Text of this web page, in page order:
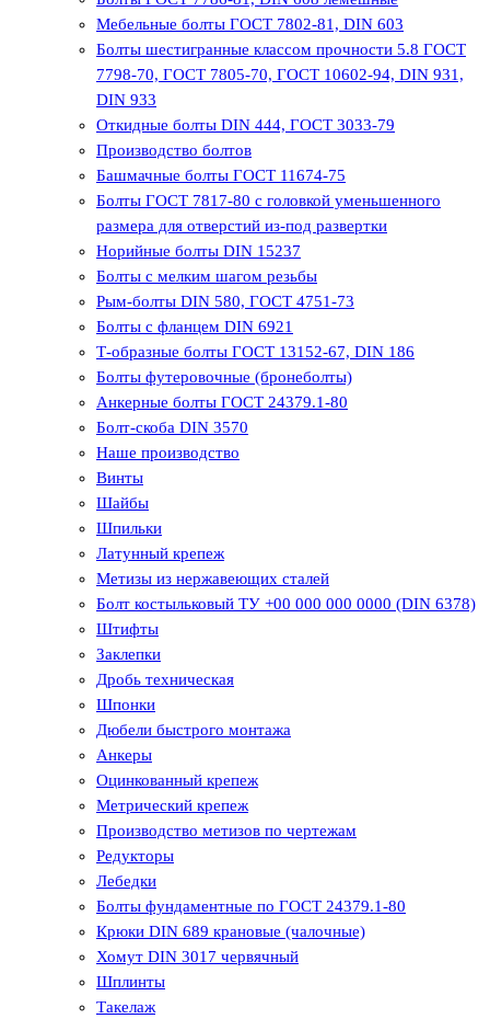
Мебельные болты ГОСТ 7802-81, DIN 603
Болты шестигранные классом прочности 5.8 ГОСТ
7798-70, ГОСТ 7805-70, ГОСТ 10602-94, DIN 931,
DIN 933
Откидные болты DIN 444, ГОСТ 3033-79
Производство болтов
Башмачные болты ГОСТ 11674-75
Болты ГОСТ 7817-80 с головкой уменьшенного
размера для отверстий из-под развертки
Норийные болты DIN 15237
Болты с мелким шагом резьбы
Рым-болты DIN 580, ГОСТ 4751-73
Болты с фланцем DIN 6921
Т-образные болты ГОСТ 13152-67, DIN 186
Болты футеровочные (бронеболты)
Анкерные болты ГОСТ 24379.1-80
Болт-скоба DIN 3570
Наше производство
Винты
Шайбы
Шпильки
Латунный крепеж
Метизы из нержавеющих сталей
Болт костыльковый ТУ +00 000 000 0000 (DIN 6378)
Штифты
Заклепки
Дробь техническая
Шпонки
Дюбели быстрого монтажа
Анкеры
Оцинкованный крепеж
Метрический крепеж
Производство метизов по чертежам
Редукторы
Лебедки
Болты фундаментные по ГОСТ 24379.1-80
Крюки DIN 689 крановые (чалочные)
Хомут DIN 3017 червячный
Шплинты
Такелаж